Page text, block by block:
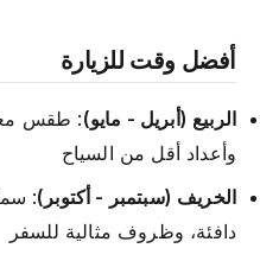
أفضل وقت للزيارة
الربيع (أبريل - مايو): طقس
وأعداد أقل من السياح
الخريف (سبتمبر - أكتوبر):
دافئة، وظروف مثالية للسفر